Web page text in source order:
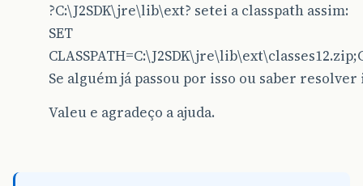
?C:\J2SDK\jre\lib\ext? setei a classpath assim:
SET
Se alguém já passou por isso ou saber resolver
Valeu e agradeço a ajuda.